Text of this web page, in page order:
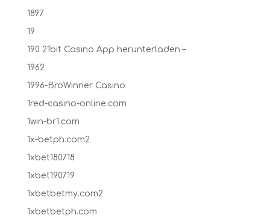
1897
19
190 21bit Casino App herunterladen –
1962
1996-BroWinner Casino
1red-casino-online.com
1win-br1.com
1x-betph.com2
1xbet180718
1xbet190719
1xbetbetmy.com2
1xbetbetph.com